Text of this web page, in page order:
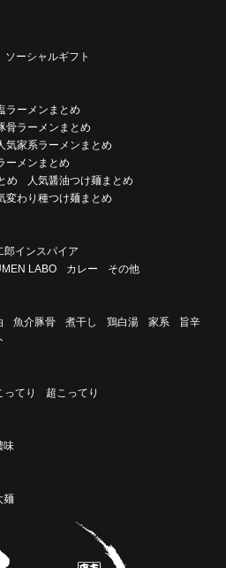
ソーシャルギフト
ラーメンまとめ
骨ラーメンまとめ
気家系ラーメンまとめ
ーメンまとめ
め
人気醤油つけ麺まとめ
変わり種つけ麺まとめ
郎インスパイア
LABO カレー その他
魚介豚骨 煮干し 鶏白湯 家系
旨辛
ってり 超こってり
味
麺